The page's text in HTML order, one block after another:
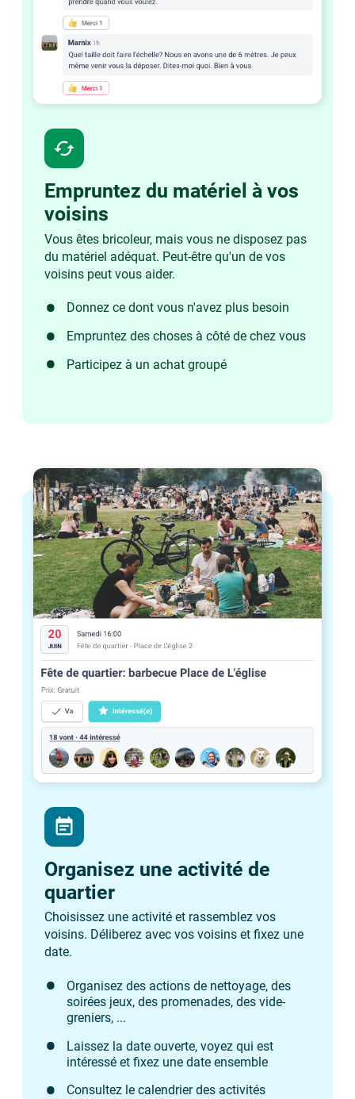
cached
Empruntez du matériel à vos
voisins
Vous êtes bricoleur, mais vous ne disposez pas
du matériel adéquat. Peut-être qu'un de vos
voisins peut vous aider.
Donnez ce dont vous n'avez plus besoin
Empruntez des choses à côté de chez vous
Participez à un achat groupé
event_note
Organisez une activité de
quartier
Choisissez une activité et rassemblez vos
voisins. Déliberez avec vos voisins et fixez une
date.
Organisez des actions de nettoyage, des
soirées jeux, des promenades, des vide-
greniers, ...
Laissez la date ouverte, voyez qui est
intéressé et fixez une date ensemble
Consultez le calendrier des activités